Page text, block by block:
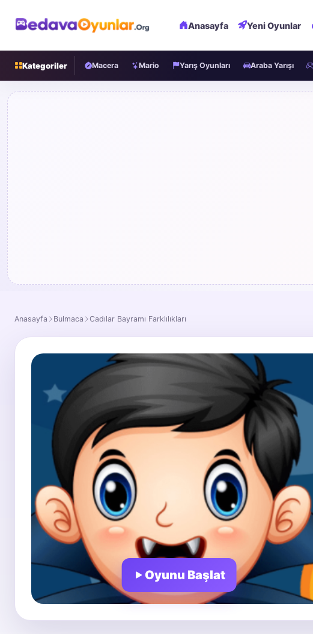
Anasayfa Yeni Oyunlar
Kategoriler Macera Mario Yarış Oyunları Araba Yarışı
Anasayfa Bulmaca Cadılar Bayramı Farklılıkları
Oyunu Başlat